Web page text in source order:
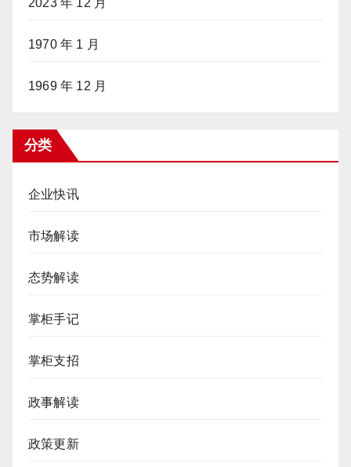
1970 年 1 月
1969 年 12 月
分类
企业快讯
市场解读
态势解读
掌柜手记
掌柜支招
政事解读
政策更新